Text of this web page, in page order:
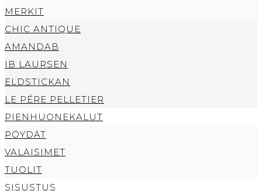
MERKIT
CHIC ANTIQUE
AMANDAB
IB LAURSEN
ELDSTICKAN
LE PÉRE PELLETIER
PIENHUONEKALUT
PÖYDÄT
VALAISIMET
TUOLIT
SISUSTUS